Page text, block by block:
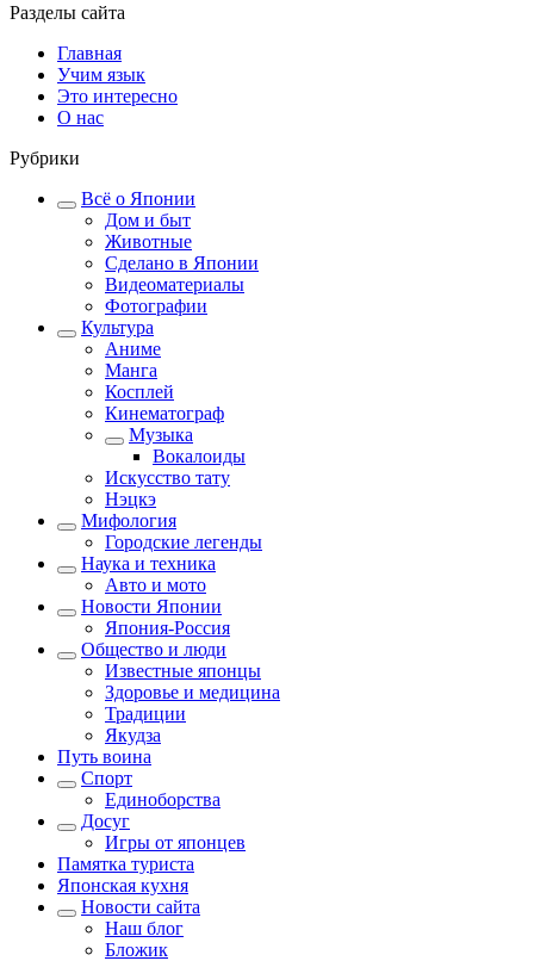
Разделы сайта
Главная
Учим язык
Это интересно
О нас
Рубрики
Всё о Японии
Дом и быт
Животные
Сделано в Японии
Видеоматериалы
Фотографии
Культура
Аниме
Манга
Косплей
Кинематограф
Музыка
Вокалоиды
Искусство тату
Нэцкэ
Мифология
Городские легенды
Наука и техника
Авто и мото
Новости Японии
Япония-Россия
Общество и люди
Известные японцы
Здоровье и медицина
Традиции
Якудза
Путь воина
Спорт
Единоборства
Досуг
Игры от японцев
Памятка туриста
Японская кухня
Новости сайта
Наш блог
Бложик